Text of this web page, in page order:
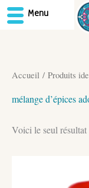
Accueil / Produits
mélange d’épices
Voici le seul résultat
Menu